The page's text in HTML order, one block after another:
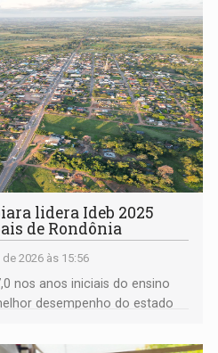
lidera Ideb 2025
de Rondônia
2026 às 15:56
nos anos iniciais do ensino
desempenho do estado